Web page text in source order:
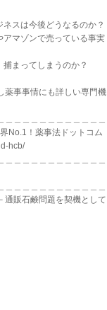
スは今後どうなるのか？
マゾンで売っている事実
まってしまうのか？
薬事事情にも詳しい専門機
No.1！薬事法ドットコム
hcb/
通販石鹸問題を契機として